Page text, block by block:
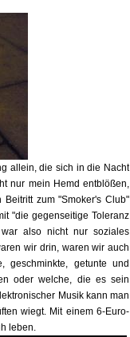
allein, die sich in die Nacht
nur mein Hemd entblößen,
zum "Smoker's Club"
"die gegenseitige Toleranz
also nicht nur soziales
wir drin, waren wir auch
geschminkte, getunte und
oder welche, die es sein
Musik kann man
wiegt. Mit einem 6-Euro-
leben.